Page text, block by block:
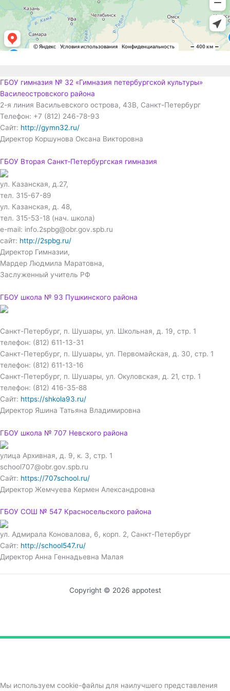
ГБОУ гимназия № 32 «Гимназия петербургской культуры»
Василеостровского района
2-я линия Васильевского острова, 43В, Санкт-Петербург
Телефон: +7 (812) 246-78-93
Сайт: http://gymn32.ru/
Директор Коршунова Оксана Викторовна
ГБОУ Вторая Санкт‑Петербургская гимназия
ул. Казанская, д.27,
тел. 315-67-89
ул. Казанская, д. 48,
тел. 315-53-18 (нач. школа)
e-mail: info.2spbg@obr.gov.spb.ru
сайт: http://2spbg.ru/
Директор Гимназии,
Мардер Людмила Маратовна,
Заслуженный учитель РФ
ГБОУ школа № 93 Пушкинского района
Санкт-Петербург, п. Шушары, ул. Школьная, д. 19, стр. 1
телефон: (812) 611-13-31
Санкт-Петербург, п. Шушары, ул. Первомайская, д. 30, стр. 1
телефон: (812) 611-13-16
Санкт-Петербург, п. Шушары, ул. Окуловская, д. 21, стр. 1
телефон: (812) 416-35-88
Сайт: https://shkola93.ru/
Директор Яшина Татьяна Владимировна
ГБОУ школа № 707 Невского района
улица Архивная, д. 9, к. 3, стр. 1
school707@obr.gov.spb.ru
Сайт: https://707school.ru/
Директор Жемчуева Кермен Александровна
ГБОУ СОШ № 547 Красносельского района
ул. Адмирала Коновалова, 6, корп. 2, Санкт-Петербург
Сайт: http://school547.ru/
Директор Анна Геннадьевна Малая
Copyright © 2026 appotest
Мы используем cookie-файлы для наилучшего представления